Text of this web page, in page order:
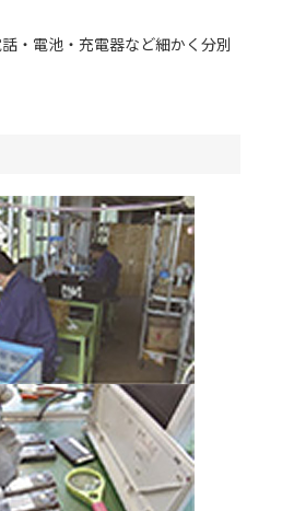
・電池・充電器など細かく分別